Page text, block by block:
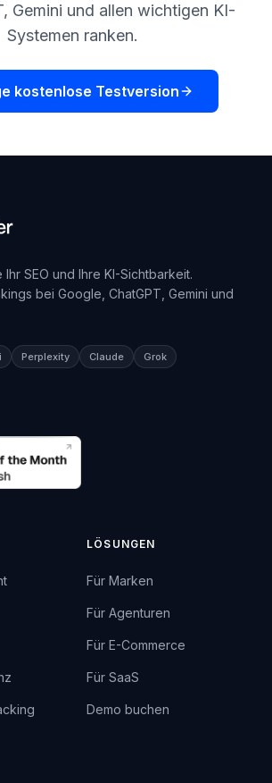
Gemini und allen wichtigen KI-
Systemen ranken.
kostenlose Testversion
Ihr SEO und Ihre KI-Sichtbarkeit.
bei Google, ChatGPT, Gemini und
Perplexity Claude Grok
LÖSUNGEN
Für Marken
Für Agenturen
Für E-Commerce
Für SaaS
Demo buchen